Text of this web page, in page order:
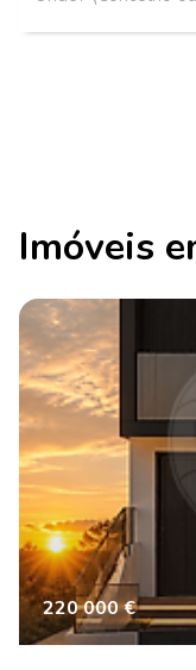
Imóveis
220 000 €